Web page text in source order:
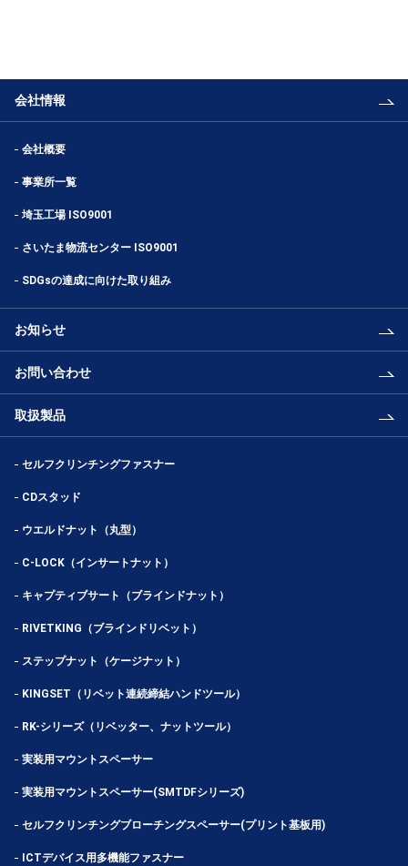
会社情報
会社概要
事業所一覧
埼玉工場 ISO9001
さいたま物流センター ISO9001
SDGsの達成に向けた取り組み
お知らせ
お問い合わせ
取扱製品
セルフクリンチングファスナー
CDスタッド
ウエルドナット（丸型）
C-LOCK（インサートナット）
キャプティブサート（ブラインドナット）
RIVETKING（ブラインドリベット）
ステップナット（ケージナット）
KINGSET（リベット連続締結ハンドツール）
RK-シリーズ（リベッター、ナットツール）
実装用マウントスペーサー
実装用マウントスペーサー(SMTDFシリーズ)
セルフクリンチングブローチングスペーサー(プリント基板用)
ICTデバイス用多機能ファスナー